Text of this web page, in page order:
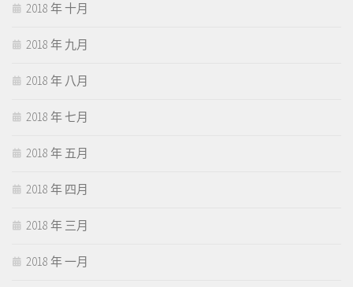
2018 年 十月
2018 年 九月
2018 年 八月
2018 年 七月
2018 年 五月
2018 年 四月
2018 年 三月
2018 年 一月